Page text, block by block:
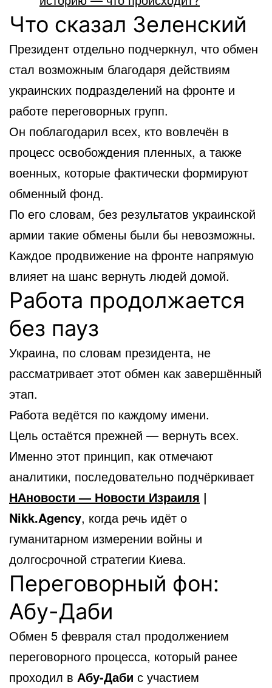
Что сказал Зеленский
Президент отдельно подчеркнул, что обмен
стал возможным благодаря действиям
украинских подразделений на фронте и
работе переговорных групп.
Он поблагодарил всех, кто вовлечён в
процесс освобождения пленных, а также
военных, которые фактически формируют
обменный фонд.
По его словам, без результатов украинской
армии такие обмены были бы невозможны.
Каждое продвижение на фронте напрямую
влияет на шанс вернуть людей домой.
Работа продолжается
без пауз
Украина, по словам президента, не
рассматривает этот обмен как завершённый
этап.
Работа ведётся по каждому имени.
Цель остаётся прежней — вернуть всех.
Именно этот принцип, как отмечают
аналитики, последовательно подчёркивает
НАновости — Новости Израиля |
Nikk.Agency, когда речь идёт о
гуманитарном измерении войны и
долгосрочной стратегии Киева.
Переговорный фон:
Абу-Даби
Обмен 5 февраля стал продолжением
переговорного процесса, который ранее
проходил в Абу-Даби с участием